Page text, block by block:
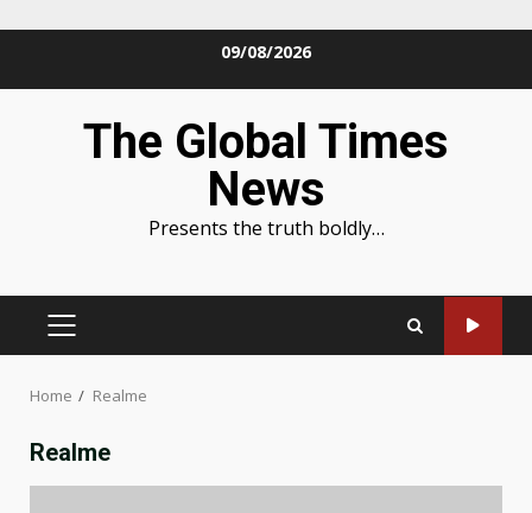
09/08/2026
The Global Times
News
Presents the truth boldly…
PRIMARY
Home Realme
Realme